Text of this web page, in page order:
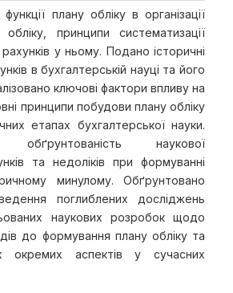
плану обліку в організації
обліку, принципи систематизації
рахунків у ньому. Подано історичні
в бухгалтерській науці та його
ключові фактори впливу на
принципи побудови плану обліку
етапах бухгалтерської науки.
обґрунтованість наукової
та недоліків при формуванні
минулому. Обґрунтовано
поглиблених досліджень
наукових розробок щодо
до формування плану обліку та
окремих аспектів у сучасних